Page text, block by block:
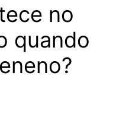
no
quando